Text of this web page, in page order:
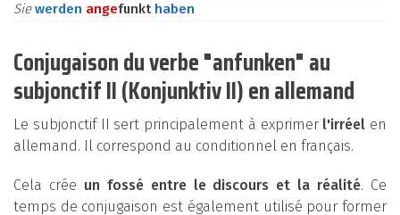
Siewerden angefunkt haben
Conjugaison du verbe "anfunken" au
subjonctif II (Konjunktiv II) en allemand
Le subjonctif II sert principalement à exprimer l'irréel en
allemand. Il correspond au conditionnel en français.
Cela crée un fossé entre le discours et la réalité. Ce
temps de conjugaison est également utilisé pour former